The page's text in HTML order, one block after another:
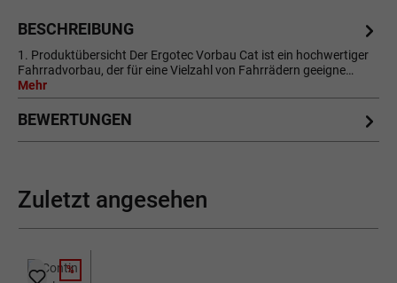
BESCHREIBUNG
1. Produktübersicht Der Ergotec Vorbau Cat ist ein hochwertiger
Fahrradvorbau, der für eine Vielzahl von Fahrrädern geeigne…
Mehr
BEWERTUNGEN
Zuletzt angesehen
RABATT
%